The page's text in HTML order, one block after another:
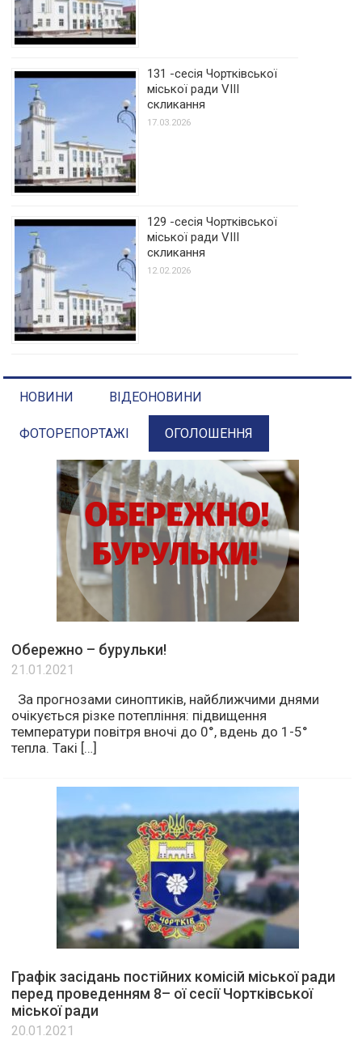
131 -сесія Чортківської
міської ради VIII
скликання
17.03.2026
129 -сесія Чортківської
міської ради VIII
скликання
12.02.2026
НОВИНИ ВІДЕОНОВИНИ
ФОТОРЕПОРТАЖІ ОГОЛОШЕННЯ
Обережно – бурульки!
21.01.2021
За прогнозами синоптиків, найближчими днями
очікується різке потепління: підвищення
температури повітря вночі до 0°, вдень до 1-5°
тепла. Такі […]
Графік засідань постійних комісій міської ради
перед проведенням 8– ої сесії Чортківської
міської ради
20.01.2021